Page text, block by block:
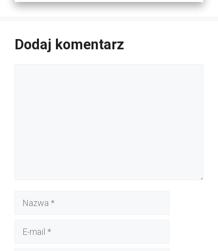
Dodaj komentarz
Nazwa